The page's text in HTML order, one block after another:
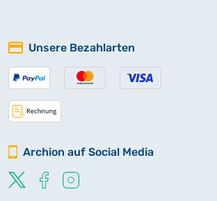
Unsere Bezahlarten
Archion auf Social Media